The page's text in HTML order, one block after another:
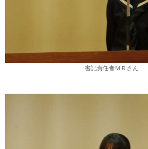
書記責任者ＭＲさん